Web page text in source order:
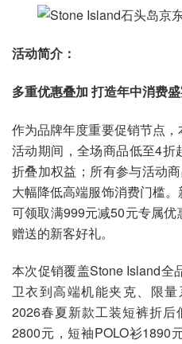
活动简介：
多重优惠叠加 打造年中消费
作为品牌年度重要促销节点，
活动期间，全场商品低至4
折叠加权益；所有参与活动
大幅降低高端服饰消费门槛
可领取满999元减50元专属
赠送的新客好礼。
本次促销覆盖Stone Island全
卫衣到高端机能夹克、限
2026春夏新款工装短裤折
2800元，短袖POLO衫1890